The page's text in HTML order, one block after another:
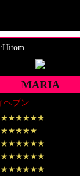
得に利用するこ
あったとしても、
抜きなしの素晴
叶えてくれまし
と思います。あ
りますよ。
MARIA
ヘブン
★★★★★★
★★★★★
★★★★★★
★★★★★★
★★★★★★